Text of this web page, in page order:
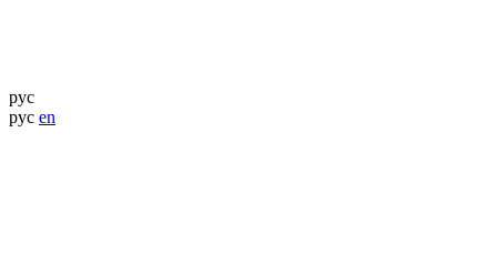
рус
рус en